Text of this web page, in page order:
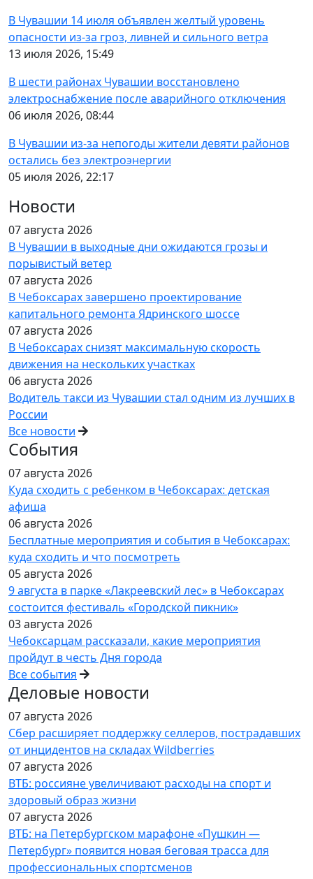
В Чувашии 14 июля объявлен желтый уровень
опасности из-за гроз, ливней и сильного ветра
13 июля 2026, 15:49
В шести районах Чувашии восстановлено
электроснабжение после аварийного отключения
06 июля 2026, 08:44
В Чувашии из-за непогоды жители девяти районов
остались без электроэнергии
05 июля 2026, 22:17
Новости
07 августа 2026
В Чувашии в выходные дни ожидаются грозы и
порывистый ветер
07 августа 2026
В Чебоксарах завершено проектирование
капитального ремонта Ядринского шоссе
07 августа 2026
В Чебоксарах снизят максимальную скорость
движения на нескольких участках
06 августа 2026
Водитель такси из Чувашии стал одним из лучших в
России
Все новости
События
07 августа 2026
Куда сходить с ребенком в Чебоксарах: детская
афиша
06 августа 2026
Бесплатные мероприятия и события в Чебоксарах:
куда сходить и что посмотреть
05 августа 2026
9 августа в парке «Лакреевский лес» в Чебоксарах
состоится фестиваль «Городской пикник»
03 августа 2026
Чебоксарцам рассказали, какие мероприятия
пройдут в честь Дня города
Все события
Деловые новости
07 августа 2026
Сбер расширяет поддержку селлеров, пострадавших
от инцидентов на складах Wildberries
07 августа 2026
ВТБ: россияне увеличивают расходы на спорт и
здоровый образ жизни
07 августа 2026
ВТБ: на Петербургском марафоне «Пушкин —
Петербург» появится новая беговая трасса для
профессиональных спортсменов